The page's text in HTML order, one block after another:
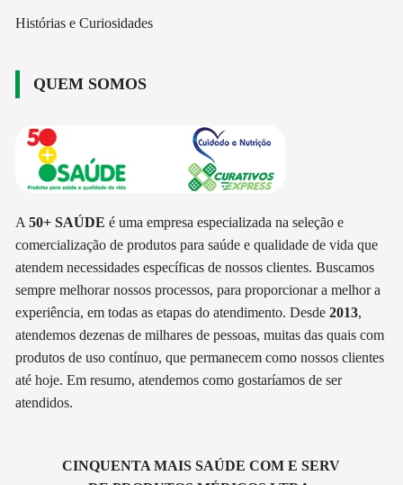
Histórias e Curiosidades
QUEM SOMOS
A50+ SAÚDE é uma empresa especializada na seleção e
comercialização de produtos para saúde e qualidade de vida que
atendem necessidades específicas de nossos clientes. Buscamos
sempre melhorar nossos processos, para proporcionar a melhor a
experiência, em todas as etapas do atendimento. Desde2013,
atendemos dezenas de milhares de pessoas, muitas das quais com
produtos de uso contínuo, que permanecem como nossos clientes
até hoje. Em resumo, atendemos como gostaríamos de ser
atendidos.
CINQUENTA MAIS SAÚDE COM E SERV